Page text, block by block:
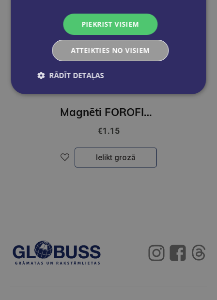
Magnēti FOROFIS 40mmno 4 līdz 6 gab./blisters
€1.15
Ielikt grozā
PIEKRIST VISIEM
ATTEIKTIES NO VISIEM
RĀDĪT DETAĻAS